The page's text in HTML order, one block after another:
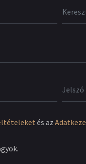
és az